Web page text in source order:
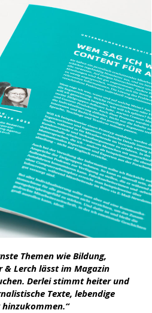
Themen wie Bildung,
& Lerch lässt im Magazin
Derlei stimmt heiter und
Texte, lebendige